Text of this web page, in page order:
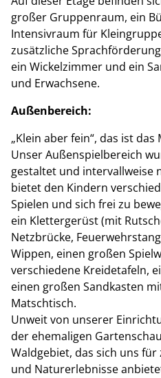
großer Gruppenraum, ein
Intensivraum für
zusätzliche
ein Wickelzimmer und ein
und Erwachsene.
Außenbereich:
„Klein aber fein“, das ist
Unser Außenspielbereich
gestaltet und intervallweise
bietet den Kindern
Spielen und sich frei zu
ein Klettergerüst (mit
Netzbrücke,
Wippen, einen großen
verschiedene Kreidetafeln,
einen großen Sandkasten
Matschtisch.
Unweit von unserer
der ehemaligen
Waldgebiet, das sich uns
und Naturerlebnisse